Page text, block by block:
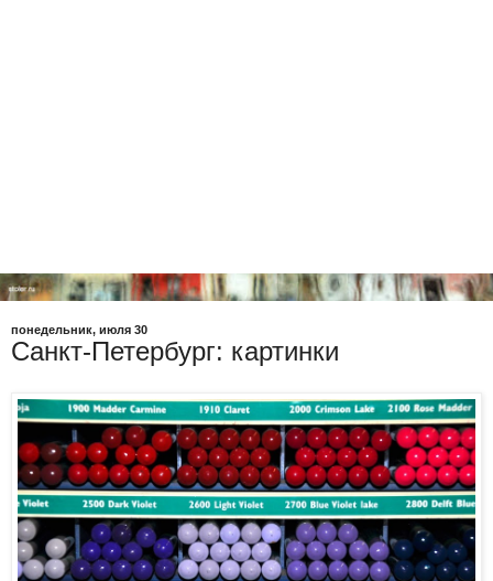
понедельник, июля 30
Санкт-Петербург: картинки